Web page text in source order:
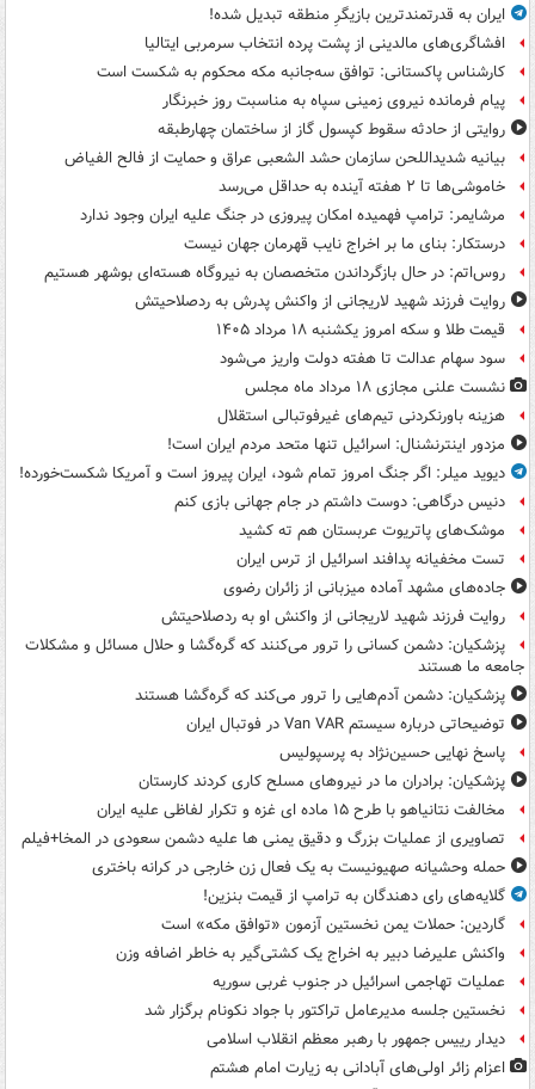
ایران به قدرتمندترین بازیگرِ منطقه تبدیل شده!
افشاگری‌های مالدینی از پشت پرده انتخاب سرمربی ایتالیا
کارشناس پاکستانی: توافق سه‌جانبه مکه محکوم به شکست است
پیام فرمانده نیروی زمینی سپاه به مناسبت روز خبرنگار
روایتی از حادثه سقوط کپسول گاز از ساختمان چهارطبقه
بیانیه شدیداللحن سازمان حشد الشعبی عراق و حمایت از فالح الفیاض
خاموشی‌ها تا ۲ هفته آینده به حداقل می‌رسد
مرشایمر: ترامپ فهمیده امکان پیروزی در جنگ علیه ایران وجود ندارد
درستکار: بنای ما بر اخراج نایب قهرمان جهان نیست
روس‌اتم: در حال بازگرداندن متخصصان به نیروگاه هسته‌ای بوشهر هستیم
روایت فرزند شهید لاریجانی از واکنش پدرش به ردصلاحیتش
قیمت طلا و سکه امروز یکشنبه ۱۸ مرداد ۱۴۰۵
سود سهام عدالت تا هفته دولت واریز می‌شود
نشست علنی مجازی ۱۸ مرداد ماه مجلس
هزینه باورنکردنی تیم‌های غیرفوتبالی استقلال
مزدور اینترنشنال: اسرائیل تنها متحد مردم ایران است!
دیوید میلر: اگر جنگ امروز تمام شود، ایران پیروز است و آمریکا شکست‌خورده!
دنیس درگاهی: دوست داشتم در جام جهانی بازی کنم
موشک‌های پاتریوت عربستان هم ته‌ کشید
تست مخفیانه پدافند اسرائیل از ترس ایران
جاده‌های مشهد آماده میزبانی از زائران رضوی
روایت فرزند شهید لاریجانی از واکنش او به ردصلاحیتش
پزشکیان: دشمن کسانی را ترور می‌کنند که گره‌گشا و حلال مسائل و مشکلات
جامعه ما هستند
پزشکیان: دشمن آدم‌هایی را ترور می‌کند که گره‌گشا هستند
توضیحاتی درباره سیستم Van VAR در فوتبال ایران
پاسخ نهایی حسین‌نژاد به پرسپولیس
پزشکیان: برادران ما در نیروهای مسلح کاری کردند کارستان
مخالفت نتانیاهو با طرح ۱۵ ماده ای غزه و تکرار لفاظی علیه ایران
تصاویری از عملیات بزرگ و دقیق یمنی ها علیه دشمن سعودی در المخا+فیلم
حمله وحشیانه صهیونیست به یک فعال زن خارجی در کرانه باختری
گلایه‌های رای دهندگان به ترامپ از قیمت بنزین!
گاردین: حملات یمن نخستین آزمون «توافق مکه» است
واکنش علیرضا دبیر به اخراج یک کشتی‌گیر به خاطر اضافه وزن
عملیات تهاجمی اسرائیل در جنوب غربی سوریه
نخستین جلسه مدیرعامل تراکتور با جواد نکونام برگزار شد
دیدار رییس جمهور با رهبر معظم انقلاب اسلامی
اعزام زائر اولی‌های آبادانی به زیارت امام هشتم